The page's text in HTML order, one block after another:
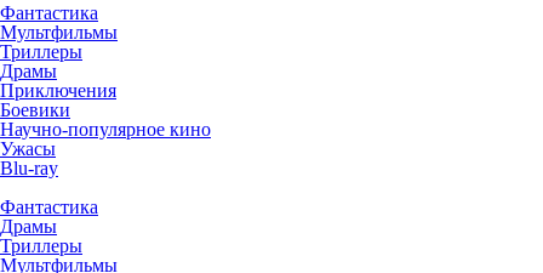
Фантастика
Мультфильмы
Триллеры
Драмы
Приключения
Боевики
Научно-популярное кино
Ужасы
Blu-ray
Фантастика
Драмы
Триллеры
Мультфильмы